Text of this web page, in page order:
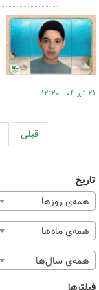
۲۱ تیر ۰۴ - ۱۲:۲۰
قبلی
تاریخ
همه‌ی روزها
همه‌ی ماه‌ها
همه‌ی سال‌ها